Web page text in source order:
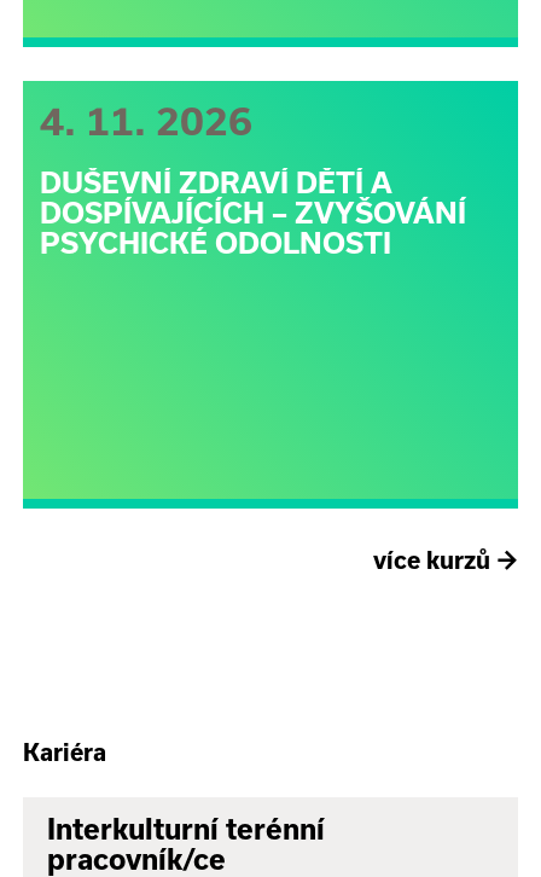
4. 11. 2026
DUŠEVNÍ ZDRAVÍ DĚTÍ A
DOSPÍVAJÍCÍCH – ZVYŠOVÁNÍ
PSYCHICKÉ ODOLNOSTI
více kurzů →
Kariéra
Interkulturní terénní
pracovník/ce